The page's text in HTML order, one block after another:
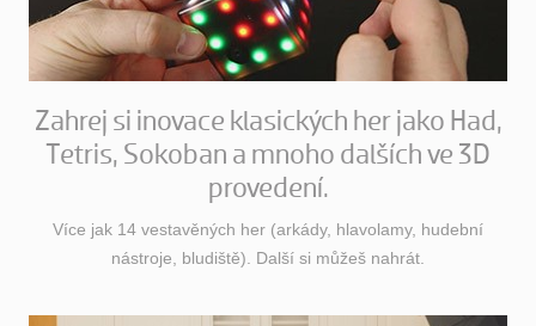
Zahrej si inovace klasických her jako Had,
Tetris, Sokoban a mnoho dalších ve 3D
provedení.
Více jak 14 vestavěných her (arkády, hlavolamy, hudební
nástroje, bludiště). Další si můžeš nahrát.